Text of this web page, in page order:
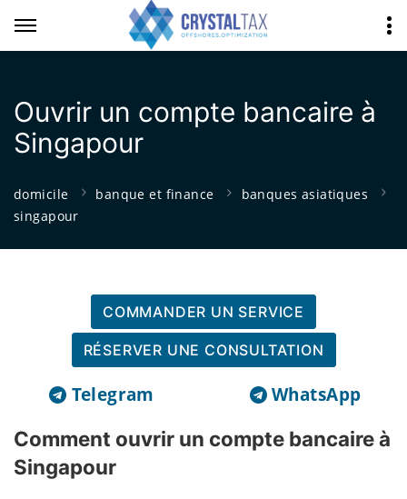
Ouvrir un compte bancaire à
Singapour
domicile banque et finance
banques asiatiques
singapour
COMMANDER UN SERVICE
RÉSERVER UNE CONSULTATION
Telegram WhatsApp
Comment ouvrir un compte bancaire à
Singapour